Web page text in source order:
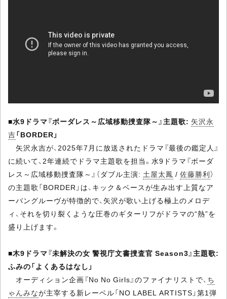
■水9ドラマ『ボーダレス～広域移動捜査隊～』主題歌: 矢沢永
吉「BORDER」
矢沢永吉が、2025年7月に放送されたドラマ『最後の鑑定人』
に続いて、2年連続でドラマ主題歌を担当。水9ドラマ『ボーダ
レス～広域移動捜査隊～』（ダブル主演: 土屋太鳳 / 佐藤勝利）
の主題歌「BORDER」は、キック＆ベースが生み出す上質なア
ーバングルーヴが特徴的で、矢沢が歌い上げる極上のメロデ
ィ、それを切り裂くような圧巻のギターリフがドラマの“熱”を
盛り上げます。
■木9ドラマ『未解決の女 警視庁文書捜査官 Season3』主題歌:
ふみの「よくあるはなし」
オーディション企画『No No Girls』のファイナリストで、 ち
ゃんみなが主宰する新レーベル「NO LABEL ARTISTS」第1弾